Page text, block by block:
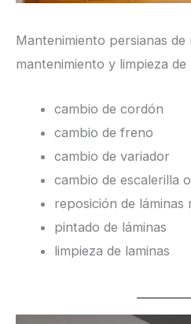
Mantenimiento persianas de
mantenimiento y limpieza
cambio de cordón
cambio de freno
cambio de variador
cambio de escalerilla
reposición de láminas
pintado de láminas
limpieza de laminas